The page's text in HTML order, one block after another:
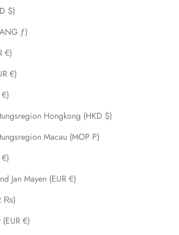
$)
ƒ)
€)
€)
Hongkong (HKD $)
Macau (MOP P)
Jan Mayen (EUR €)
₨)
€)